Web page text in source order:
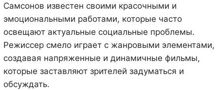
Самсонов известен своими красочными и
эмоциональными работами, которые часто
освещают актуальные социальные проблемы.
Режиссер смело играет с жанровыми элементами,
создавая напряженные и динамичные фильмы,
которые заставляют зрителей задуматься и
обсуждать.